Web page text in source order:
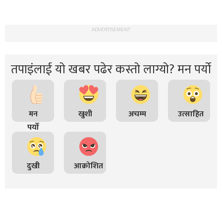
ADVERTISEMENT
तपाइंलाई यो खबर पढेर कस्तो लाग्यो? मन पर्यो
मन
पर्यो
खुशी अचम्म उत्साहित
दुखी आक्रोशित